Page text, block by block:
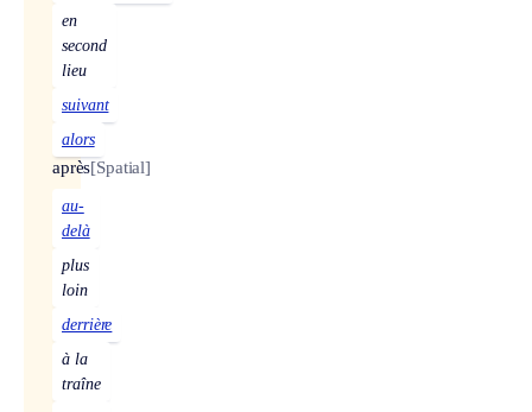
en
second
lieu
suivant
alors
après[Spatial]
au-
delà
plus
loin
derrière
à la
traîne